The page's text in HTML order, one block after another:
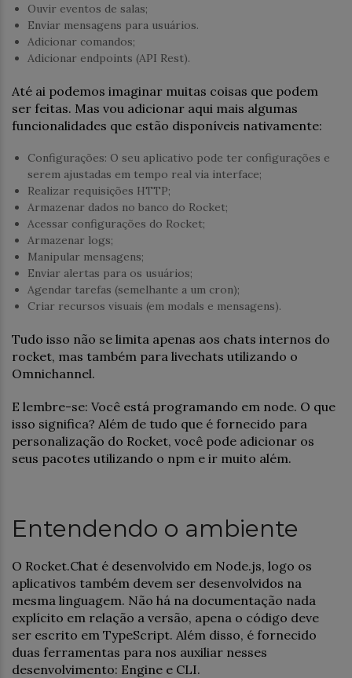
Ouvir eventos de salas;
Enviar mensagens para usuários.
Adicionar comandos;
Adicionar endpoints (API Rest).
Até ai podemos imaginar muitas coisas que podem
ser feitas. Mas vou adicionar aqui mais algumas
funcionalidades que estão disponíveis nativamente:
Configurações: O seu aplicativo pode ter configurações e
serem ajustadas em tempo real via interface;
Realizar requisições HTTP;
Armazenar dados no banco do Rocket;
Acessar configurações do Rocket;
Armazenar logs;
Manipular mensagens;
Enviar alertas para os usuários;
Agendar tarefas (semelhante a um cron);
Criar recursos visuais (em modals e mensagens).
Tudo isso não se limita apenas aos chats internos do
rocket, mas também para livechats utilizando o
Omnichannel.
E lembre-se: Você está programando em node. O que
isso significa? Além de tudo que é fornecido para
personalização do Rocket, você pode adicionar os
seus pacotes utilizando o npm e ir muito além.
Entendendo o ambiente
O Rocket.Chat é desenvolvido em Node.js, logo os
aplicativos também devem ser desenvolvidos na
mesma linguagem. Não há na documentação nada
explícito em relação a versão, apena o código deve
ser escrito em TypeScript. Além disso, é fornecido
duas ferramentas para nos auxiliar nesses
desenvolvimento: Engine e CLI.